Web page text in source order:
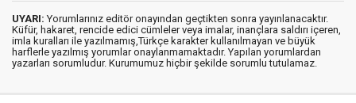
UYARI: Yorumlarınız editör onayından geçtikten sonra yayınlanacaktır.
Küfür, hakaret, rencide edici cümleler veya imalar, inançlara saldırı içeren,
imla kuralları ile yazılmamış,Türkçe karakter kullanılmayan ve büyük
harflerle yazılmış yorumlar onaylanmamaktadır. Yapılan yorumlardan
yazarları sorumludur. Kurumumuz hiçbir şekilde sorumlu tutulamaz.